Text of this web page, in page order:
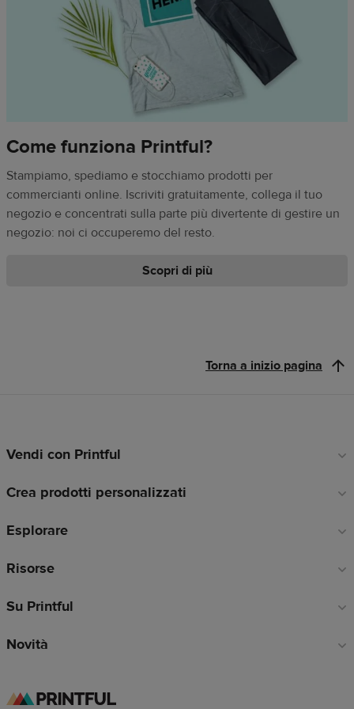
Come funziona Printful?
Stampiamo, spediamo e stocchiamo prodotti per
commercianti online. Iscriviti gratuitamente, collega il tuo
negozio e concentrati sulla parte più divertente di gestire un
negozio: noi ci occuperemo del resto.
Scopri di più
Torna a inizio pagina
Link
piè
pagina
Vendi con Printful
Crea prodotti personalizzati
Esplorare
Risorse
Su Printful
Novità